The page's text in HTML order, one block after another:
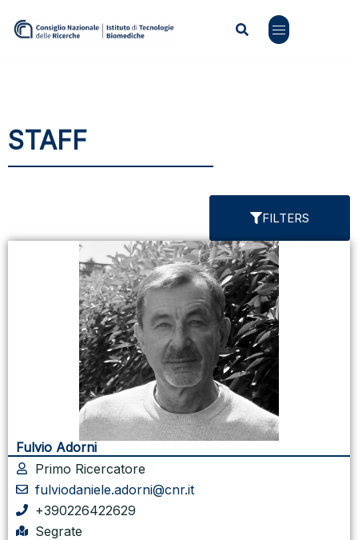
STAFF
FILTERS
Fulvio Adorni
Primo Ricercatore
fulviodaniele.adorni@cnr.it
+390226422629
Segrate